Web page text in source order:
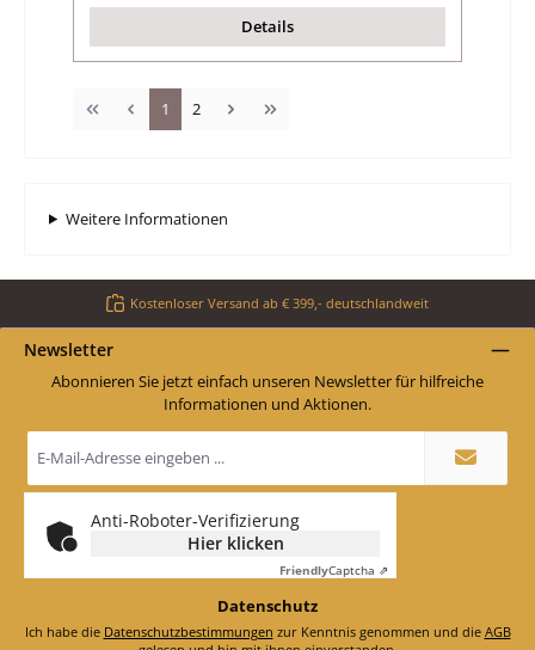
Details
Seite
1 Seite
2
Weitere Informationen
Kostenloser Versand ab € 399,- deutschlandweit
Newsletter
Abonnieren Sie jetzt einfach unseren Newsletter für hilfreiche
Informationen und Aktionen.
Mail-
*
Anti-Roboter-Verifizierung
Hier klicken
FriendlyCaptcha ⇗
Datenschutz
Ich habe die Datenschutzbestimmungen zur Kenntnis genommen und die AGB